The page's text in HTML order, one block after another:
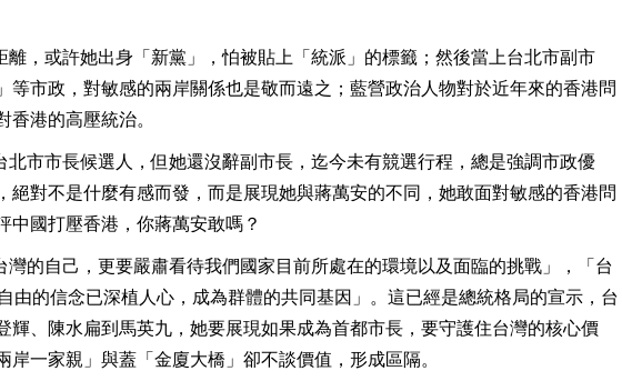
，或許她出身「新黨」，怕被貼上「統派」的標籤；然後當上台北市副市
等市政，對敏感的兩岸關係也是敬而遠之；藍營政治人物對於近年來的香港問
香港的高壓統治。
市市長候選人，但她還沒辭副市長，迄今未有競選行程，總是強調市政優
絕對不是什麼有感而發，而是展現她與蔣萬安的不同，她敢面對敏感的香港問
中國打壓香港，你蔣萬安敢嗎？
的自己，更要嚴肅看待我們國家目前所處在的環境以及面臨的挑戰」，​「台
由的信念已深植人心，成為群體的共同基因」。這已經是總統格局的宣示，台
輝、陳水扁到馬英九，她要展現如果成為首都市長，要守護住台灣的核心價
一家親」與蓋「金廈大橋」卻不談價值，形成區隔。